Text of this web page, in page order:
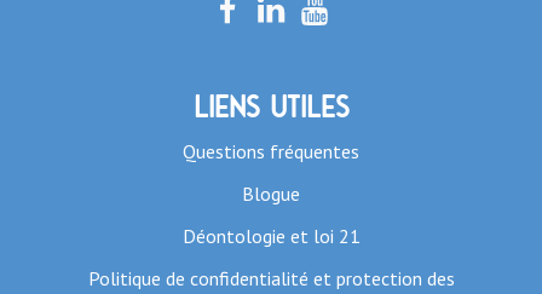
Liens utiles
Questions fréquentes
Blogue
Déontologie et loi 21
Politique de confidentialité et protection des